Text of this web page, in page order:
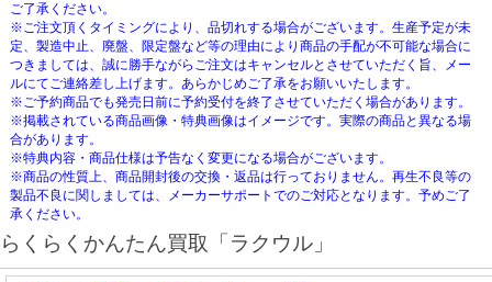
ご了承ください。
※ご注文頂くタイミングにより、品切れする場合がございます。生産予定が未
定、製造中止、廃盤、限定盤など等の理由により商品の手配が不可能な場合に
つきましては、誠に勝手ながらご注文はキャンセルとさせていただく旨、メー
ルにてご連絡差し上げます。あらかじめご了承をお願いいたします。
※ご予約商品でも発売日前に予約受付を終了させていただく場合があります。
※掲載されている商品画像・特典画像はイメージです。実際の商品と異なる場
合があります。
※特典内容・商品仕様は予告なく変更になる場合がございます。
※商品の性質上、商品開封後の交換・返品は行っておりません。再生不良等の
製品不良に関しましては、メーカーサポートでのご対応となります。予めご了
承ください。
らくらくかんたん買取「ラクウル」